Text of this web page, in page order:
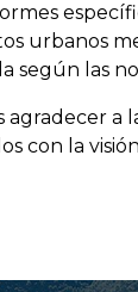
urbanos
las
a
con la